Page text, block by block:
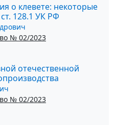
о клевете: некоторые
128.1 УК РФ
№ 02/2023
отечественной
№ 02/2023